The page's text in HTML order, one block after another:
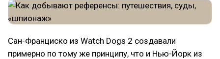
Сан-Франциско из Watch Dogs 2 создавали
примерно по тому же принципу, что и Нью-Йорк из